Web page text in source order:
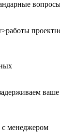
с менеджером